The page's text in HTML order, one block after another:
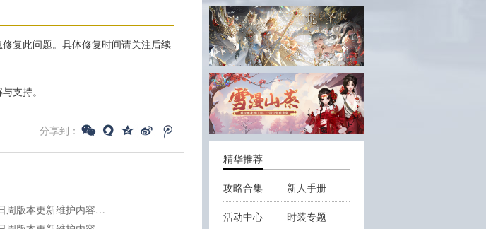
复此问题。具体修复时间请关注后续
支持。
分享到：
《天谕2.0》7月23日周版本更新维护内容公告
精华推荐
攻略合集 新人手册
活动中心 时装专题